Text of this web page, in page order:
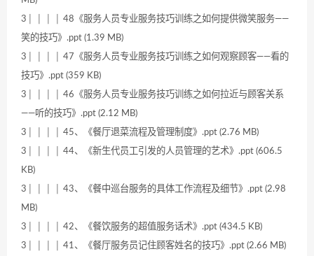
3│ │ │ │ 48《服务人员专业服务技巧训练之如何提供微笑服务——
笑的技巧》.ppt (1.39 MB)
3│ │ │ │ 47《服务人员专业服务技巧训练之如何观察顾客——看的
技巧》.ppt (359 KB)
3│ │ │ │ 46《服务人员专业服务技巧训练之如何拉近与顾客关系
——听的技巧》.ppt (2.12 MB)
3│ │ │ │ 45、《餐厅退菜流程及管理制度》.ppt (2.76 MB)
3│ │ │ │ 44、《新生代员工引发的人员管理的艺术》.ppt (606.5
KB)
3│ │ │ │ 43、《餐中巡台服务的具体工作流程及细节》.ppt (2.98
MB)
3│ │ │ │ 42、《餐饮服务的超值服务话术》.ppt (434.5 KB)
3│ │ │ │ 41、《餐厅服务员记住顾客姓名的技巧》.ppt (2.66 MB)